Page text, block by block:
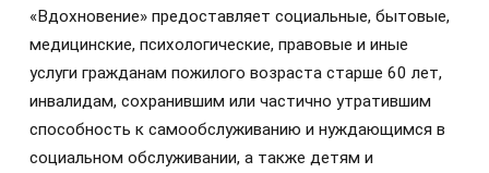
«Вдохновение» предоставляет социальные, бытовые,
медицинские, психологические, правовые и иные
услуги гражданам пожилого возраста старше 60 лет,
инвалидам, сохранившим или частично утратившим
способность к самообслуживанию и нуждающимся в
социальном обслуживании, а также детям и